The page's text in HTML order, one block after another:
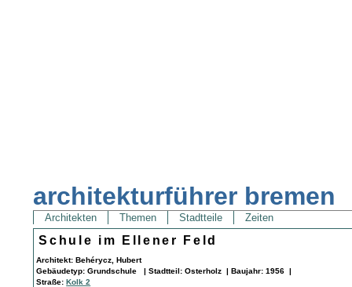
architekturführer bremen
Architekten Themen Stadtteile Zeiten
Schule im Ellener Feld
Architekt: Behérycz, Hubert
Gebäudetyp: Grundschule | Stadtteil: Osterholz | Baujahr: 1956 |
Straße:Kolk 2